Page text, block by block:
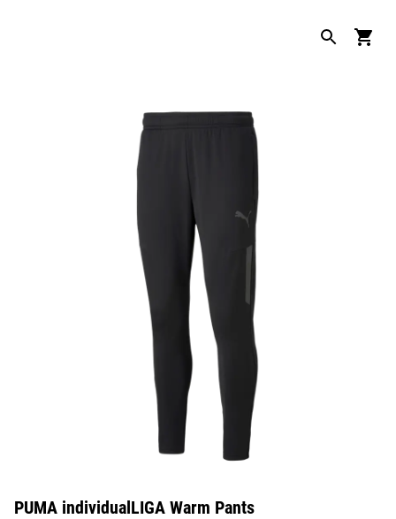
PUMA individualLIGA Warm Pants